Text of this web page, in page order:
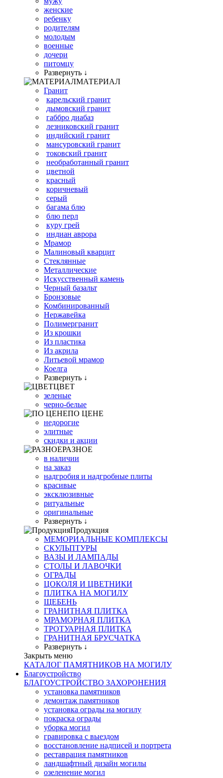
женские
ребенку
родителям
молодым
военные
дочери
питомцу
Развернуть ↓
МАТЕРИАЛ
Гранит
карельский гранит
дымовский гранит
габбро диабаз
лезниковский гранит
индийский гранит
мансуровский гранит
токовский гранит
необработанный гранит
цветной
красный
коричневый
серый
багама блю
блю перл
куру грей
индиан аврора
Мрамор
Малиновый кварцит
Стеклянные
Металлические
Искусственный камень
Черный базальт
Бронзовые
Комбинированный
Нержавейка
Полимергранит
Из крошки
Из пластика
Из акрила
Литьевой мрамор
Коелга
Развернуть ↓
ЦВЕТ
зеленые
черно-белые
ПО ЦЕНЕ
недорогие
элитные
скидки и акции
РАЗНОЕ
в наличии
на заказ
надгробия и надгробные плиты
красивые
эксклюзивные
ритуальные
оригинальные
Развернуть ↓
Продукция
МЕМОРИАЛЬНЫЕ КОМПЛЕКСЫ
СКУЛЬПТУРЫ
ВАЗЫ И ЛАМПАДЫ
СТОЛЫ И ЛАВОЧКИ
ОГРАДЫ
ЦОКОЛЯ И ЦВЕТНИКИ
ПЛИТКА НА МОГИЛУ
ЩЕБЕНЬ
ГРАНИТНАЯ ПЛИТКА
МРАМОРНАЯ ПЛИТКА
ТРОТУАРНАЯ ПЛИТКА
ГРАНИТНАЯ БРУСЧАТКА
Развернуть ↓
Закрыть меню
КАТАЛОГ ПАМЯТНИКОВ НА МОГИЛУ
Благоустройство
БЛАГОУСТРОЙСТВО ЗАХОРОНЕНИЯ
установка памятников
демонтаж памятников
установка ограды на могилу
покраска ограды
уборка могил
гравировка с выездом
восстановление надписей и портрета
реставрация памятников
ландшафтный дизайн могилы
озеленение могил